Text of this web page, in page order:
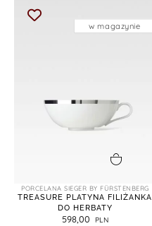
PORCELANA SIEGER BY FÜRSTENBERG
TREASURE PLATYNA FILIŻANKA
DO HERBATY
598,00
w magazynie